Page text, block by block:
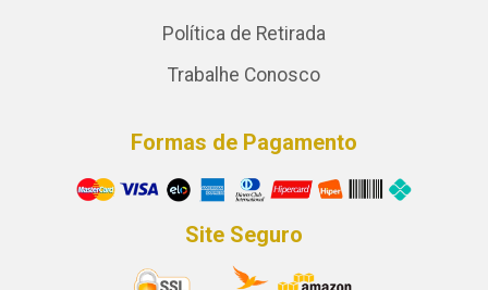
Política de Retirada
Trabalhe Conosco
Formas de Pagamento
Site Seguro